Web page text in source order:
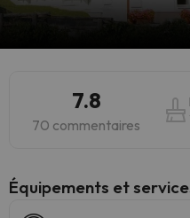
7.8
70 commentaires
​Équipements et